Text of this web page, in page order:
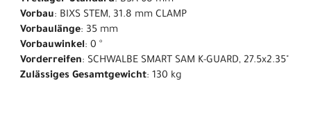
Vorbau: BIXS STEM, 31.8 mm CLAMP
Vorbaulänge: 35 mm
Vorbauwinkel: 0 °
Vorderreifen: SCHWALBE SMART SAM K-GUARD, 27.5x2.35"
Zulässiges Gesamtgewicht: 130 kg